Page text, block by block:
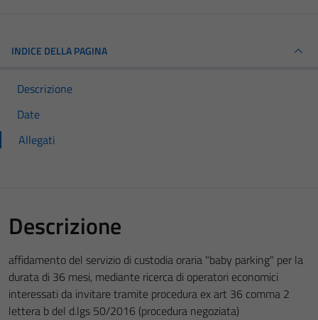
INDICE DELLA PAGINA
Descrizione
Date
Allegati
Descrizione
affidamento del servizio di custodia oraria "baby parking" per la
durata di 36 mesi, mediante ricerca di operatori economici
interessati da invitare tramite procedura ex art 36 comma 2
lettera b del d.lgs 50/2016 (procedura negoziata)